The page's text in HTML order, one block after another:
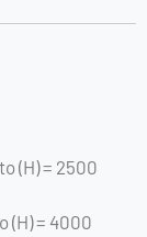
(H) = 2500
(H) = 4000